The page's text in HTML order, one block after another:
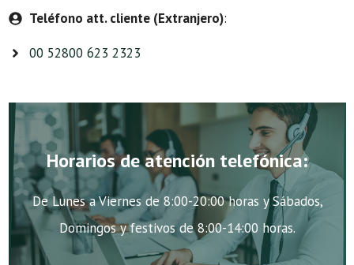
Teléfono att. cliente (Extranjero):
00 52800 623 2323
Horarios de atención telefónica:
De Lunes a Viernes de 8:00-20:00 horas y Sábados,
Domingos y festivos de 8:00-14:00 horas.